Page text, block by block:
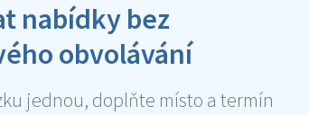
nabídky bez
obvolávání
jednou, doplňte místo a termín